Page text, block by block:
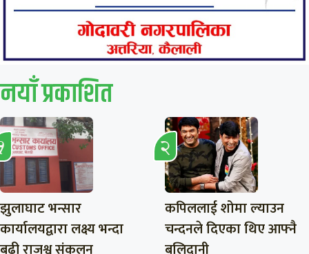
नयाँ प्रकाशित
झुलाघाट भन्सार
कार्यालयद्वारा लक्ष्य भन्दा
कपिललाई शोमा ल्याउन
चन्दनले दिएका थिए आफ्नै